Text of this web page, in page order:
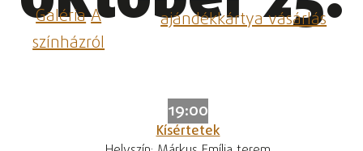
GalériaA
színházról
ajándékkártya vásárlás
19:00
Kísértetek